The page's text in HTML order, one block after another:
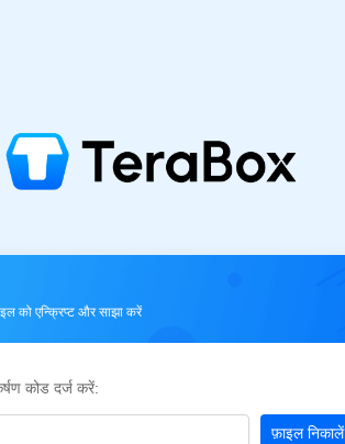
को एन्क्रिप्ट और साझा करें
कोड दर्ज करें:
फ़ाइल निकालें